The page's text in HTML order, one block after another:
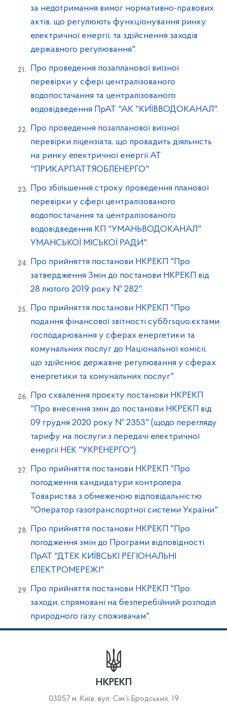
за недотримання вимог нормативно-правових
актів, що регулюють функціонування ринку
електричної енергії, та здійснення заходів
державного регулювання".
Про проведення позапланової виїзної
перевірки у сфері централізованого
водопостачання та централізованого
водовідведення ПрАТ "АК "КИЇВВОДОКАНАЛ".
Про проведення позапланової виїзної
перевірки ліцензіата, що провадить діяльність
на ринку електричної енергії АТ
"ПРИКАРПАТТЯОБЛЕНЕРГО".
Про збільшення строку проведення планової
перевірки у сфері централізованого
водопостачання та централізованого
водовідведення КП "УМАНЬВОДОКАНАЛ"
УМАНСЬКОЇ МІСЬКОЇ РАДИ".
Про прийняття постанови НКРЕКП "Про
затвердження Змін до постанови НКРЕКП від
28 лютого 2019 року № 282".
Про прийняття постанови НКРЕКП "Про
подання фінансової звітності суб&rsquo;єктами
господарювання у сферах енергетики та
комунальних послуг до Національної комісії,
що здійснює державне регулювання у сферах
енергетики та комунальних послуг".
Про схвалення проєкту постанови НКРЕКП
"Про внесення змін до постанови НКРЕКП від
09 грудня 2020 року № 2353" (щодо перегляду
тарифу на послуги з передачі електричної
енергії НЕК "УКРЕНЕРГО").
Про прийняття постанови НКРЕКП "Про
погодження кандидатури контролера
Товариства з обмеженою відповідальністю
"Оператор газотранспортної системи України".
Про прийняття постанови НКРЕКП "Про
погодження змін до Програми відповідності
ПрАТ "ДТЕК КИЇВСЬКІ РЕГІОНАЛЬНІ
ЕЛЕКТРОМЕРЕЖІ".
Про прийняття постанови НКРЕКП "Про
заходи, спрямовані на безперебійний розподіл
природного газу споживачам".
НКРЕКП
03057 м. Київ, вул. Сімʼї Бродських, 19